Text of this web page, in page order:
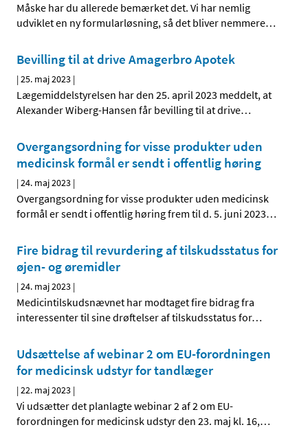
Måske har du allerede bemærket det. Vi har nemlig
udviklet en ny formularløsning, så det bliver nemmere…
Bevilling til at drive Amagerbro Apotek
|25. maj 2023 |
Lægemiddelstyrelsen har den 25. april 2023 meddelt, at
Alexander Wiberg-Hansen får bevilling til at drive…
Overgangsordning for visse produkter uden
medicinsk formål er sendt i offentlig høring
|24. maj 2023 |
Overgangsordning for visse produkter uden medicinsk
formål er sendt i offentlig høring frem til d. 5. juni 2023…
Fire bidrag til revurdering af tilskudsstatus for
øjen- og øremidler
|24. maj 2023 |
Medicintilskudsnævnet har modtaget fire bidrag fra
interessenter til sine drøftelser af tilskudsstatus for…
Udsættelse af webinar 2 om EU-forordningen
for medicinsk udstyr for tandlæger
|22. maj 2023 |
Vi udsætter det planlagte webinar 2 af 2 om EU-
forordningen for medicinsk udstyr den 23. maj kl. 16,…